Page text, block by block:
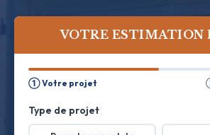
VOTRE ESTIMATION
① Votre projet
Type de projet